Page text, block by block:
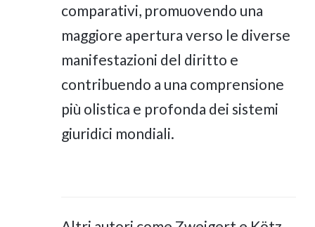
comparativi, promuovendo una
maggiore apertura verso le diverse
manifestazioni del diritto e
contribuendo a una comprensione
più olistica e profonda dei sistemi
giuridici mondiali.